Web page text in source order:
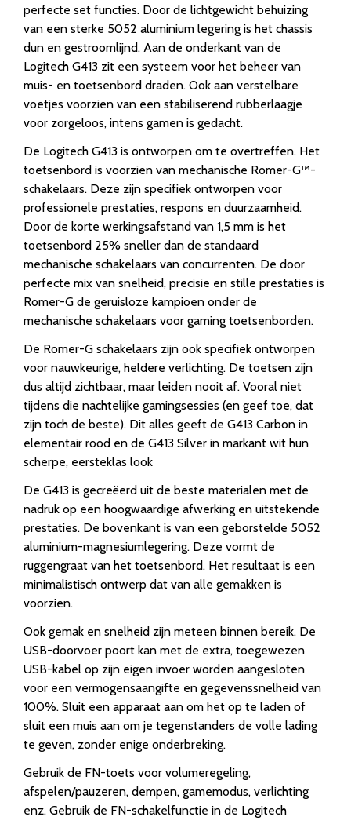
perfecte set functies. Door de lichtgewicht behuizing
van een sterke 5052 aluminium legering is het chassis
dun en gestroomlijnd. Aan de onderkant van de
Logitech G413 zit een systeem voor het beheer van
muis- en toetsenbord draden. Ook aan verstelbare
voetjes voorzien van een stabiliserend rubberlaagje
voor zorgeloos, intens gamen is gedacht.
De Logitech G413 is ontworpen om te overtreffen. Het
toetsenbord is voorzien van mechanische Romer-G™-
schakelaars. Deze zijn specifiek ontworpen voor
professionele prestaties, respons en duurzaamheid.
Door de korte werkingsafstand van 1,5 mm is het
toetsenbord 25% sneller dan de standaard
mechanische schakelaars van concurrenten. De door
perfecte mix van snelheid, precisie en stille prestaties is
Romer-G de geruisloze kampioen onder de
mechanische schakelaars voor gaming toetsenborden.
De Romer-G schakelaars zijn ook specifiek ontworpen
voor nauwkeurige, heldere verlichting. De toetsen zijn
dus altijd zichtbaar, maar leiden nooit af. Vooral niet
tijdens die nachtelijke gamingsessies (en geef toe, dat
zijn toch de beste). Dit alles geeft de G413 Carbon in
elementair rood en de G413 Silver in markant wit hun
scherpe, eersteklas look
De G413 is gecreëerd uit de beste materialen met de
nadruk op een hoogwaardige afwerking en uitstekende
prestaties. De bovenkant is van een geborstelde 5052
aluminium-magnesiumlegering. Deze vormt de
ruggengraat van het toetsenbord. Het resultaat is een
minimalistisch ontwerp dat van alle gemakken is
voorzien.
Ook gemak en snelheid zijn meteen binnen bereik. De
USB-doorvoer poort kan met de extra, toegewezen
USB-kabel op zijn eigen invoer worden aangesloten
voor een vermogensaangifte en gegevenssnelheid van
100%. Sluit een apparaat aan om het op te laden of
sluit een muis aan om je tegenstanders de volle lading
te geven, zonder enige onderbreking.
Gebruik de FN-toets voor volumeregeling,
afspelen/pauzeren, dempen, gamemodus, verlichting
enz. Gebruik de FN-schakelfunctie in de Logitech